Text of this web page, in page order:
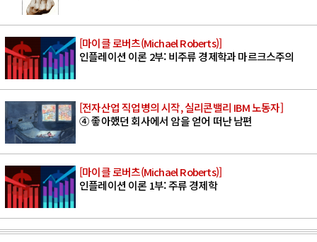
[마이클 로버츠(Michael Roberts)]
인플레이션 이론 2부: 비주류 경제학과 마르크스주의
[전자산업 직업병의 시작, 실리콘밸리 IBM 노동자]
④ 좋아했던 회사에서 암을 얻어 떠난 남편
[마이클 로버츠(Michael Roberts)]
인플레이션 이론 1부: 주류 경제학